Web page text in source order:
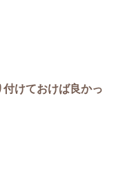
けておけば良かっ